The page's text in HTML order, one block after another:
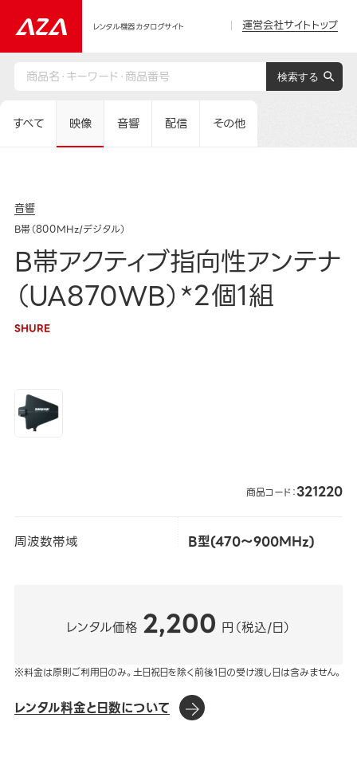
レンタル機器カタログサイト 運営会社サイトトップ
すべて 映像 音響 配信 その他
音響
B帯（800MHz/デジタル）
B帯アクティブ指向性アンテナ
（UA870WB）*2個1組
SHURE
商品コード：321220
周波数帯域 B型(470～900MHz)
レンタル価格 2,200 円（税込/日）
※料金は原則ご利用日のみ。土日祝日を除く前後1日の受け渡し日は含みません。
レンタル料金と日数について